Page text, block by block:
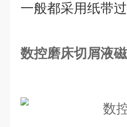
一般都采用纸带过
数控磨床切屑液